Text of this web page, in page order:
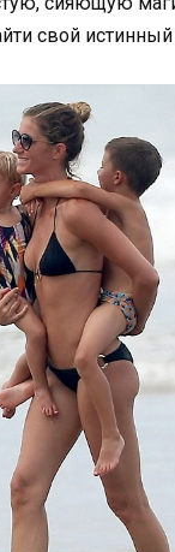
свой истинный